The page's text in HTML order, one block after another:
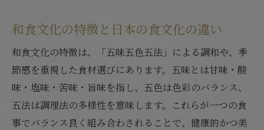
和食文化の特徴と日本の食文化の違い
和食文化の特徴は、「五味五色五法」による調和や、季
節感を重視した食材選びにあります。五味とは甘味・酸
味・塩味・苦味・旨味を指し、五色は色彩のバランス、
五法は調理法の多様性を意味します。これらが一つの食
事でバランス良く組み合わされることで、健康的かつ美